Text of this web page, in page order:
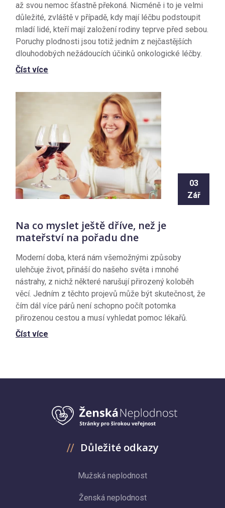
až svou nemoc šťastně překoná. Nicméně i to je velmi
důležité, zvláště v případě, kdy mají léčbu podstoupit
mladí lidé, kteří mají založení rodiny teprve před sebou.
Poruchy plodnosti jsou totiž jedním z nejčastějších
dlouhodobých nežádoucích účinků onkologické léčby.
Číst více
03
Zář
Na co myslet ještě dříve, než je
mateřství na pořadu dne
Moderní doba, která nám všemožnými způsoby
ulehčuje život, přináší do našeho světa i mnohé
nástrahy, z nichž některé narušují přirozený koloběh
věcí. Jedním z těchto projevů může být skutečnost, že
čím dál více párů není schopno počít potomka
přirozenou cestou a musí vyhledat pomoc lékařů.
Číst více
Důležité odkazy
Mužská neplodnost
Ženská neplodnost